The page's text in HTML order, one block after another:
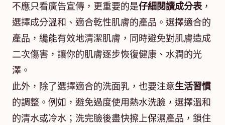
不應只看廣告宣傳，更重要的是仔細閱讀成分表，
選擇成分溫和、適合乾性肌膚的產品。選擇適合的
產品，纔能有效地清潔肌膚，同時避免對肌膚造成
二次傷害，讓你的肌膚逐步恢復健康、水潤的光
澤。
此外，除了選擇適合的洗面乳，也要注意生活習慣
的調整。例如，避免過度使用熱水洗臉，選擇溫和
的清水或冷水；洗完臉後盡快擦上保濕產品，鎖住